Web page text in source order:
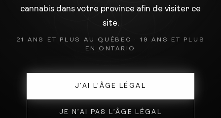
cannabis dans votre province afin de visiter ce
site.
21 ANS ET PLUS AU QUÉBEC · 19 ANS ET PLUS
EN ONTARIO
J’AI L’ÂGE LÉGAL
JE N’AI PAS L’ÂGE LÉGAL
PARCOURIR TOUTES LES CARTES
HISTORIQUE DES CARTES
PARTAGER L'ORACLE ONO
S'ABONNER POUR L'ORACLE COMPLET